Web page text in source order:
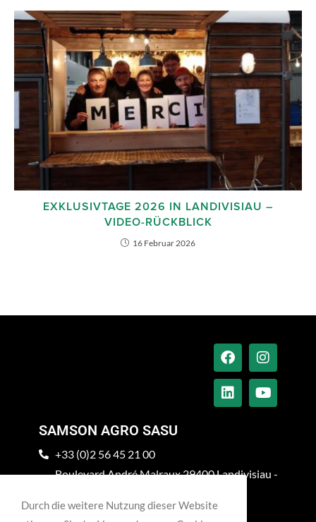
EXKLUSIVTAGE 2026 IN LANDIVISIAU –
VIDEO-RÜCKBLICK
16 Februar 2026
SAMSON AGRO SASU
+33 (0)2 56 45 21 00
Boulevard André Malraux 29400 Landivisiau -
info@pichonindustries.com
Durch die weitere Nutzung dieser Website